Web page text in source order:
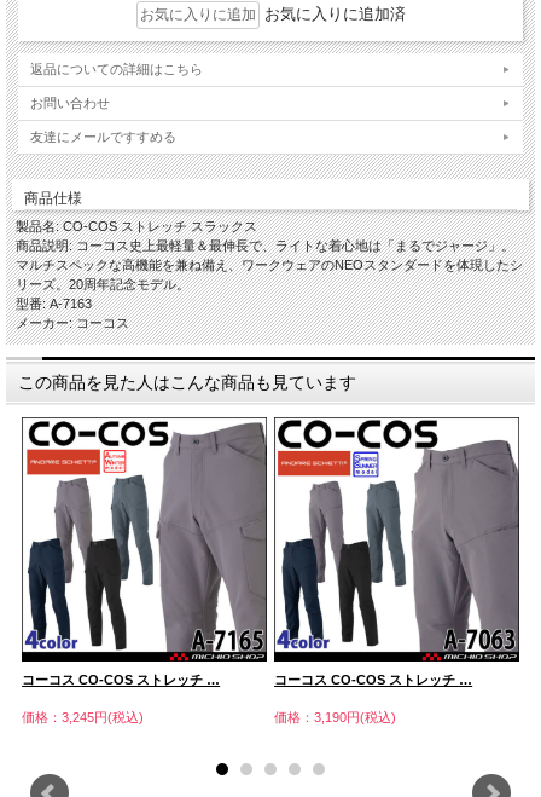
お気に入りに追加済
返品についての詳細はこちら
お問い合わせ
友達にメールですすめる
商品仕様
製品名: CO-COS ストレッチ スラックス
商品説明: コーコス史上最軽量＆最伸長で、ライトな着心地は「まるでジャージ」。
マルチスペックな高機能を兼ね備え、ワークウェアのNEOスタンダードを体現したシ
リーズ。20周年記念モデル。
型番: A-7163
メーカー: コーコス
この商品を見た人はこんな商品も見ています
コーコス CO-COS ストレッチ …
価格：3,245円(税込)
コーコス CO-COS ストレッチ …
価格：3,190円(税込)